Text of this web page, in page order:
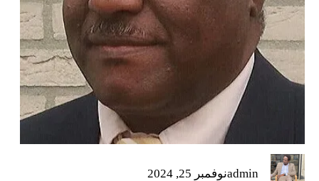
adminنوفمبر 25, 2024